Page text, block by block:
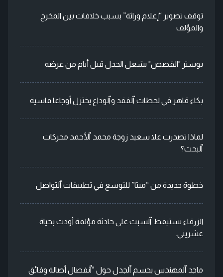
توقف تصوير “إعلام وراثة” بسبب خلافات بين المخرج
والمؤلف
بوستر "القصص" يشعل الجدل قبل أيام من عرضه
بكاء قاهر في لحظات ٱلفقد وٱلوداع يختزل أوجاعا قاسية
لماذا تصدرت علا سعيد زوجة محمد ٱلأحمد محركات
ٱلبحث؟
خطوة جديدة من “ميتا” للتوسع في تطبيقات ٱلتواصل
الزرقاء تستيقظ ٱلسبت على حادثة مؤلمة أودت بحياة
عشريني.
ماجد ٱلمهندس يحسم ٱلجدل حول "ٱنفصال أصالة وفائق